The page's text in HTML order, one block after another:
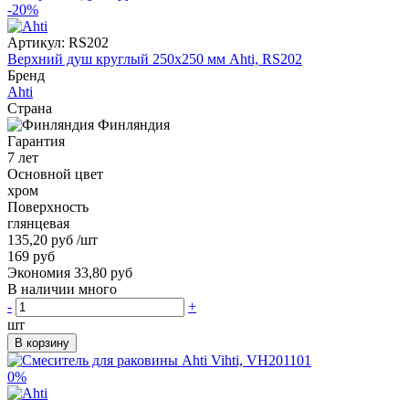
-20%
Артикул: RS202
Верхний душ круглый 250x250 мм Ahti, RS202
Бренд
Ahti
Страна
Финляндия
Гарантия
7 лет
Основной цвет
хром
Поверхность
глянцевая
135,20 руб /шт
169 руб
Экономия 33,80 руб
В наличии много
-
+
шт
В корзину
0%